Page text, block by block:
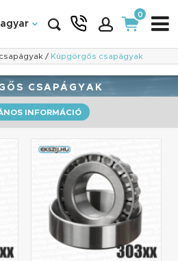
0
/ Kúpgörgős csapágyak
CSAPÁGYAK
INFORMÁCIÓ